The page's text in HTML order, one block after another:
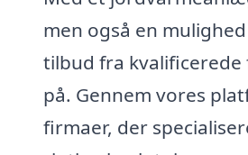
men også en
tilbud fra
på. Gennem vores
firmaer, der